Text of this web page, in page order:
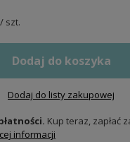
/ szt.
Dodaj do koszyka
Dodaj do listy zakupowej
Kup teraz, zapłać
informacji